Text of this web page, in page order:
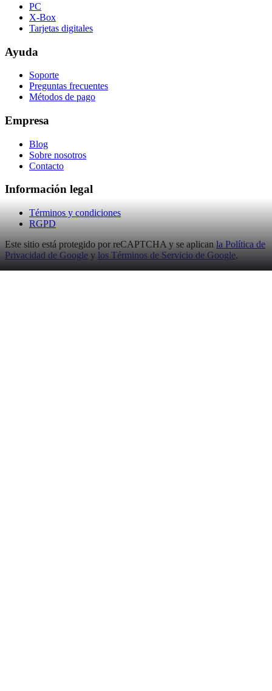
PC
X-Box
Tarjetas digitales
Ayuda
Soporte
Preguntas frecuentes
Métodos de pago
Empresa
Blog
Sobre nosotros
Contacto
Información legal
Términos y condiciones
RGPD
Este sitio está protegido por reCAPTCHA y se aplican la Política de
Privacidad de Google y los Términos de Servicio de Google.